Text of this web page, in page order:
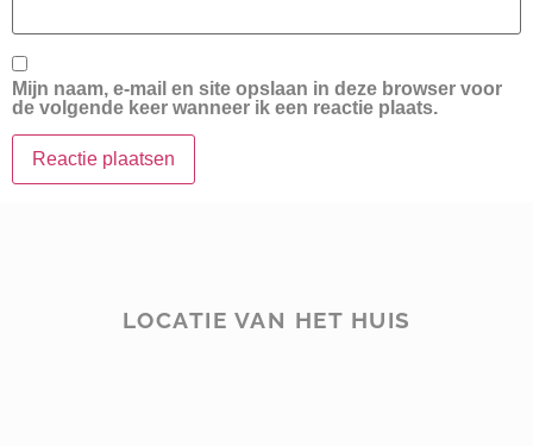
Mijn naam, e-mail en site opslaan in deze browser voor
de volgende keer wanneer ik een reactie plaats.
LOCATIE VAN HET HUIS